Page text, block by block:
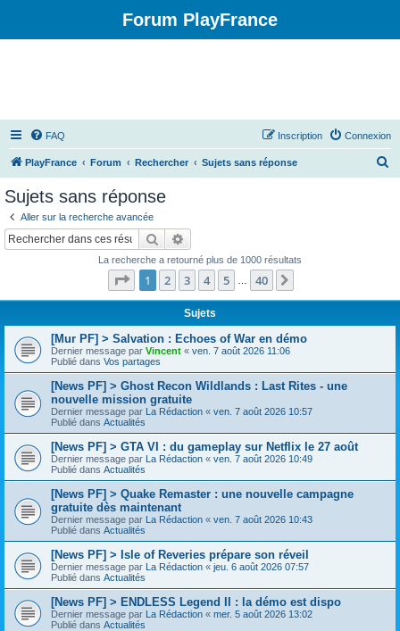
Forum PlayFrance
FAQ Connexion
Inscription
PlayFrance Forum Rechercher Sujets sans réponse
Sujets sans réponse
Aller sur la recherche avancée
Rechercher
La recherche a retourné plus de 1000 résultats
Page 1sur40
1 2 3 4 5 40
Sujets
[Mur PF] > Salvation : Echoes of War en démo
Dernier message par Vincent « ven. 7 août 2026 11:06
Publié dans Vos partages
[News PF] > Ghost Recon Wildlands : Last Rites - une
nouvelle mission gratuite
Dernier message par La Rédaction « ven. 7 août 2026 10:57
Publié dans Actualités
[News PF] > GTA VI : du gameplay sur Netflix le 27 août
Dernier message par La Rédaction « ven. 7 août 2026 10:49
Publié dans Actualités
[News PF] > Quake Remaster : une nouvelle campagne
gratuite dès maintenant
Dernier message par La Rédaction « ven. 7 août 2026 10:43
Publié dans Actualités
[News PF] > Isle of Reveries prépare son réveil
Dernier message par La Rédaction « jeu. 6 août 2026 07:57
Publié dans Actualités
[News PF] > ENDLESS Legend II : la démo est dispo
Dernier message par La Rédaction « mer. 5 août 2026 13:02
Publié dans Actualités